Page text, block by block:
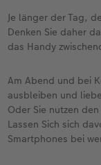
Je länger der Tag,
Denken Sie daher
das Handy
Am Abend und bei
ausbleiben und
Oder Sie nutzen
Lassen Sich sich
Smartphones bei